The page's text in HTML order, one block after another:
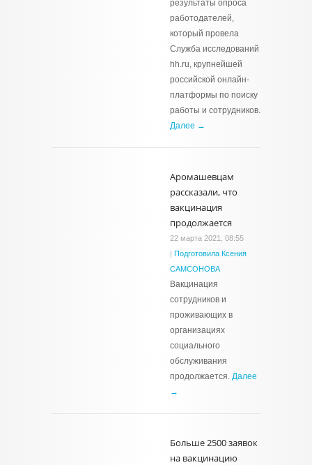
результаты опроса
работодателей,
который провела
Служба исследований
hh.ru, крупнейшей
российской онлайн-
платформы по поиску
работы и сотрудников.
Далее →
Аромашевцам
рассказали, что
вакцинация
продолжается
22 марта 2021, 08:55
| Подготовила Ксения
САМСОНОВА
Вакцинация
сотрудников и
проживающих в
организациях
социального
обслуживания
продолжается. Далее
→
Больше 2500 заявок
на вакцинацию